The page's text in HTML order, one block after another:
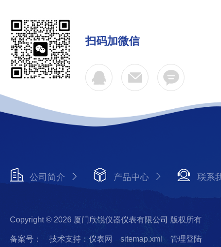
扫码加微信
公司简介 产品中心 联系
Copyright © 2026 厦门欣锐仪器仪表有限公司 版权所有
备案号： 技术支持：仪表网 sitemap.xml 管理登陆